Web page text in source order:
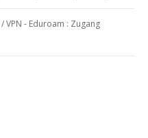
/VPN - Eduroam : Zugang